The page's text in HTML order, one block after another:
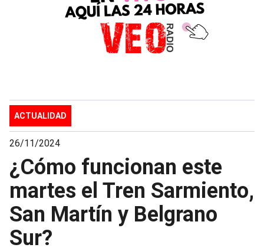
ACTUALIDAD
26/11/2024
¿Cómo funcionan este
martes el Tren Sarmiento,
San Martín y Belgrano
Sur?